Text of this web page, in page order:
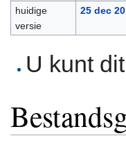
huidige
versie
25 dec
U kunt